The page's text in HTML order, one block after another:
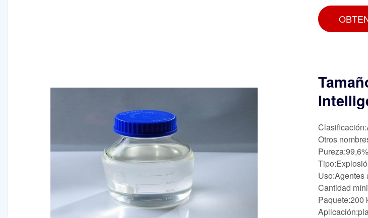
Otros
Uso:Agentes
Cantidad
Paquete:200